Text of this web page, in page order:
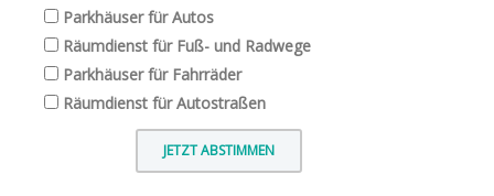
Parkhäuser für Autos
Räumdienst für Fuß- und Radwege
Parkhäuser für Fahrräder
Räumdienst für Autostraßen